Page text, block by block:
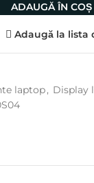
ADAUGĂ ÎN COȘ
Adaugă la lista
laptop, Display